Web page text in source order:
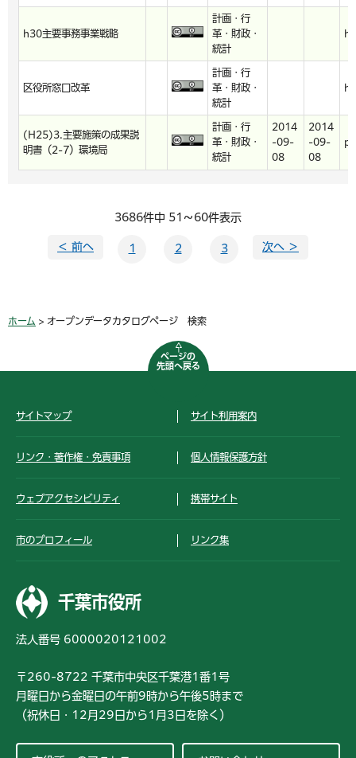
h30主要事務事業戦略
計画・行
革・財政・
統計
区役所窓口改革
計画・行
革・財政・
統計
(H25)3.主要施策の成果説
明書（2-7）環境局
計画・行
革・財政・
統計
2014
-09-
08
2014
-09-
08
3686件中 51～60件表示
＜ 前へ 1 2 3 次へ ＞
ホーム > オープンデータカタログページ 検索
ページの
先頭へ戻る
サイトマップ サイト利用案内
リンク・著作権・免責事項 個人情報保護方針
ウェブアクセシビリティ 携帯サイト
市のプロフィール リンク集
千葉市役所
法人番号 6000020121002
〒260-8722 千葉市中央区千葉港1番1号
月曜日から金曜日の午前9時から午後5時まで
（祝休日・12月29日から1月3日を除く）